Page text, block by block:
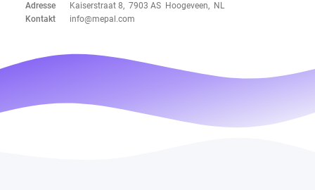
Adresse
Kaiserstraat 8, 7903 AS Hoogeveen, NL
Kontakt
info@mepal.com